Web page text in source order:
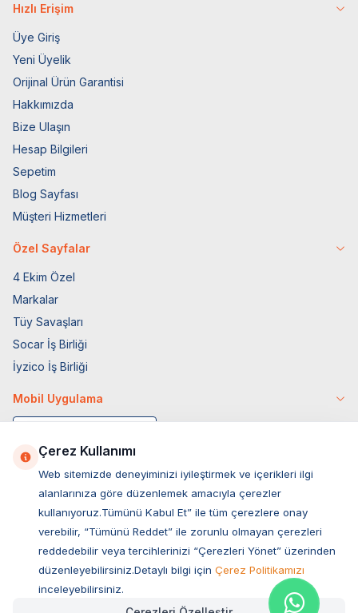
Hızlı Erişim
Üye Giriş
Yeni Üyelik
Orijinal Ürün Garantisi
Hakkımızda
Bize Ulaşın
Hesap Bilgileri
Sepetim
Blog Sayfası
Müşteri Hizmetleri
Özel Sayfalar
4 Ekim Özel
Markalar
Tüy Savaşları
Socar İş Birliği
İyzico İş Birliği
Mobil Uygulama
Müşteri Hizmetleri
Çerez Kullanımı
Web sitemizde deneyiminizi iyileştirmek ve içerikleri ilgi
alanlarınıza göre düzenlemek amacıyla çerezler
kullanıyoruz.Tümünü Kabul Et” ile tüm çerezlere onay
verebilir, “Tümünü Reddet” ile zorunlu olmayan çerezleri
reddedebilir veya tercihlerinizi “Çerezleri Yönet” üzerinden
düzenleyebilirsiniz.Detaylı bilgi için Çerez Politikamızı
inceleyebilirsiniz.